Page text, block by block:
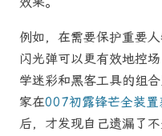
例如，在需要保护重要
闪光弹可以更有效地控
学迷彩和黑客工具的组
家在007初露锋芒全装置
后，才发现自己遗漏了